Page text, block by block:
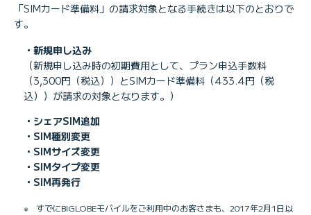
「SIMカード準備料」の請求対象となる手続きは以下のとおりで
す。
・新規申し込み
（新規申し込み時の初期費用として、プラン申込手数料
（3,300円（税込））とSIMカード準備料（433.4円（税
込））が請求の対象となります。）
・シェアSIM追加
・SIM種別変更
・SIMサイズ変更
・SIMタイプ変更
・SIM再発行
※
すでにBIGLOBEモバイルをご利用中のお客さまも、2017年2月1日以